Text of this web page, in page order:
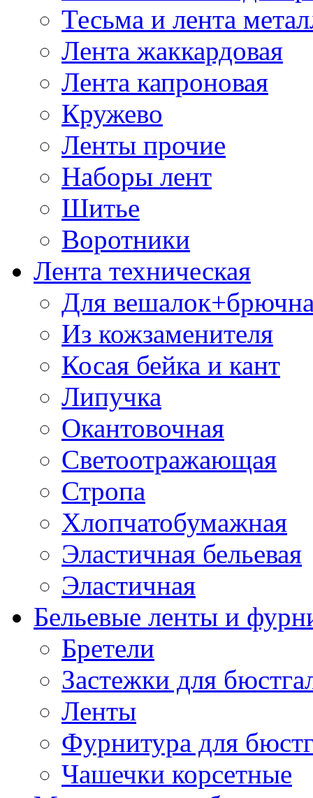
Тесьма и лента
Лента жаккардовая
Лента капроновая
Кружево
Ленты прочие
Наборы лент
Шитье
Воротники
Лента техническая
Для
Из кожзаменителя
Косая бейка и кант
Липучка
Окантовочная
Светоотражающая
Стропа
Хлопчатобумажная
Эластичная бельевая
Эластичная
Бельевые ленты и
Бретели
Застежки для
Ленты
Фурнитура для
Чашечки корсетные